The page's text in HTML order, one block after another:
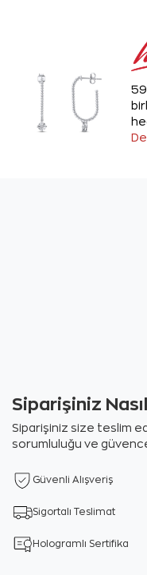
Siparişiniz
Siparişiniz size teslim
sorumluluğu ve
Güvenli Alışveriş
Sigortalı Teslimat
Hologramlı Sertifika